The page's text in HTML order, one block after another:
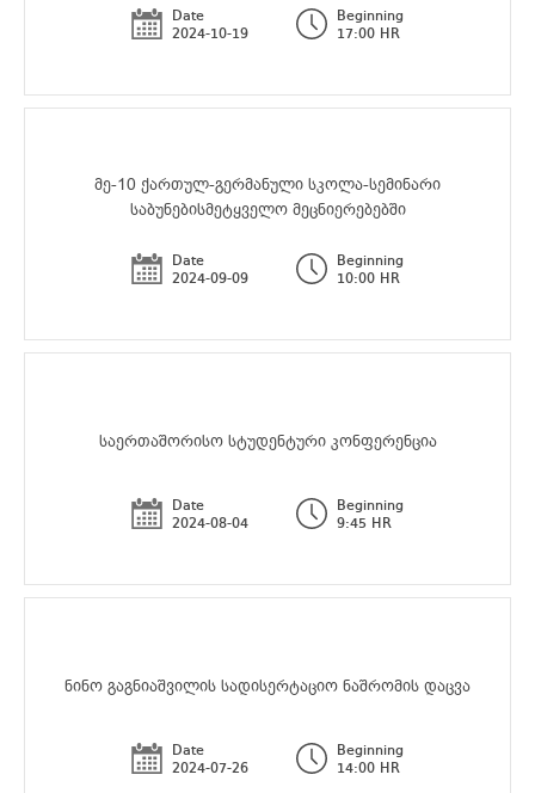
Date
2024-10-19
Beginning
17:00 HR
მე-10 ქართულ-გერმანული სკოლა-სემინარი
საბუნებისმეტყველო მეცნიერებებში
Date
2024-09-09
Beginning
10:00 HR
საერთაშორისო სტუდენტური კონფერენცია
Date
2024-08-04
Beginning
9:45 HR
ნინო გაგნიაშვილის სადისერტაციო ნაშრომის დაცვა
Date
2024-07-26
Beginning
14:00 HR